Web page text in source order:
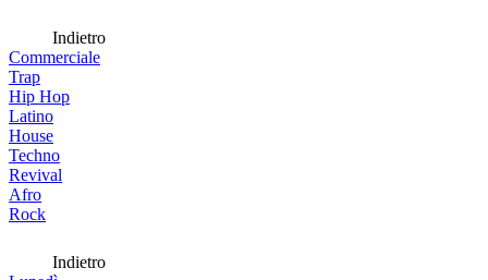
Indietro
Commerciale
Trap
Hip Hop
Latino
House
Techno
Revival
Afro
Rock
Indietro